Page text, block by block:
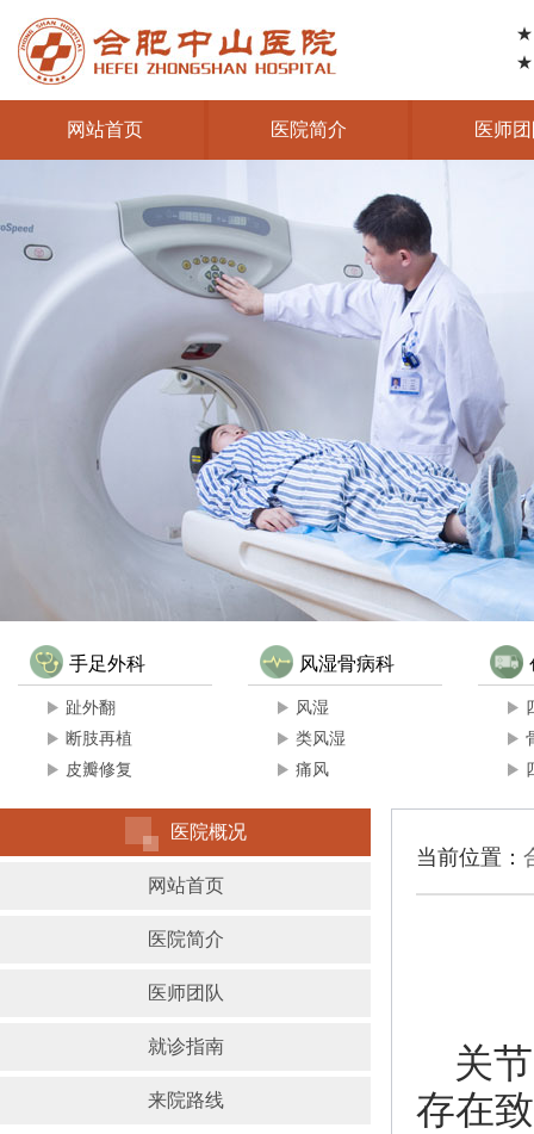
★
★
网站首页 医院简介 医师
手足外科
趾外翻
断肢再植
皮瓣修复
风湿骨病科
风湿
类风湿
痛风
医院概况
网站首页
医院简介
医师团队
就诊指南
来院路线
当前位置：
关
存在